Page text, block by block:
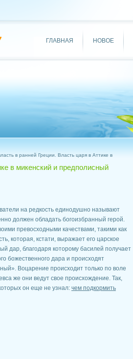
ГЛАВНАЯ НОВОЕ
в ранней Греции. Власть царя в Аттике в
в микенский и предполисный
на редкость единодушно называют
должен обладать богоизбранный герой.
превосходными качествами, такими как
которая, кстати, выражает его царское
дар, благодаря которому басилей получает
божественного дара и происходят
Воцарение происходит только по воле
же они ведут свое происхождение. Так,
он еще не узнал: чем подкормить